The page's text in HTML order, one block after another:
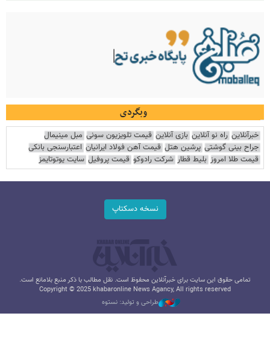
وبگردی
خبرآنلاین راه نو آنلاین بازی آنلاین قیمت تلویزیون سونی مبل مینیمال
جراح بینی گوشتی پرشین هتل قیمت آهن فولاد ایرانیان اعتبارسنجی بانکی
قیمت طلا امروز بلیط قطار شرکت رادوکو قیمت پروفیل سایت یوتوتایمز
نسخه دسکتاپ
تمامی حقوق این سایت برای خبرآنلاین محفوظ است. نقل مطالب با ذکر منبع بلامانع است.
Copyright © 2025 khabaronline News Agancy, All rights reserved
طراحی و تولید: نستوه